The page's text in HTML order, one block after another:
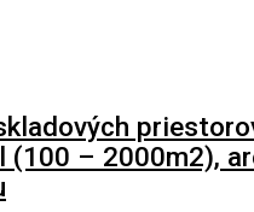
(100 – 2000m2),